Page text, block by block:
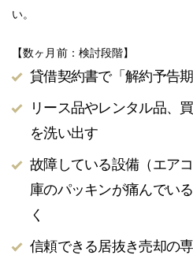
い。
【数ヶ月前：検討段階】
貸借契約書で「解約予告
リース品やレンタル品、
を洗い出す
故障している設備（エア
庫のパッキンが痛んでい
く
信頼できる居抜き売却の